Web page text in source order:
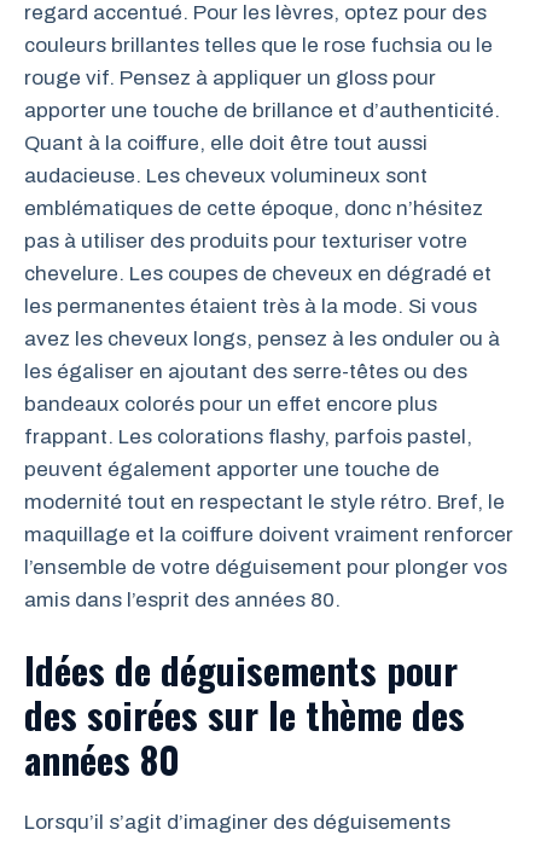
regard accentué. Pour les lèvres, optez pour des
couleurs brillantes telles que le rose fuchsia ou le
rouge vif. Pensez à appliquer un gloss pour
apporter une touche de brillance et d’authenticité.
Quant à la coiffure, elle doit être tout aussi
audacieuse. Les cheveux volumineux sont
emblématiques de cette époque, donc n’hésitez
pas à utiliser des produits pour texturiser votre
chevelure. Les coupes de cheveux en dégradé et
les permanentes étaient très à la mode. Si vous
avez les cheveux longs, pensez à les onduler ou à
les égaliser en ajoutant des serre-têtes ou des
bandeaux colorés pour un effet encore plus
frappant. Les colorations flashy, parfois pastel,
peuvent également apporter une touche de
modernité tout en respectant le style rétro. Bref, le
maquillage et la coiffure doivent vraiment renforcer
l’ensemble de votre déguisement pour plonger vos
amis dans l’esprit des années 80.
Idées de déguisements pour
des soirées sur le thème des
années 80
Lorsqu’il s’agit d’imaginer des déguisements